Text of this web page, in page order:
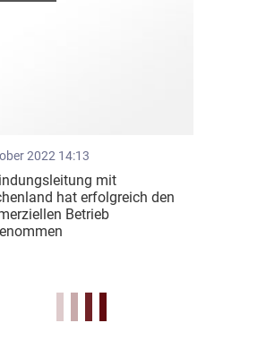
2022 14:13
mit
hat erfolgreich den
Betrieb